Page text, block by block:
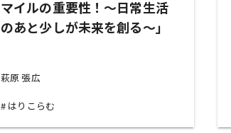
マイルの重要性！～日常生活
のあと少しが未来を創る～」
萩原 張広
はりこらむ